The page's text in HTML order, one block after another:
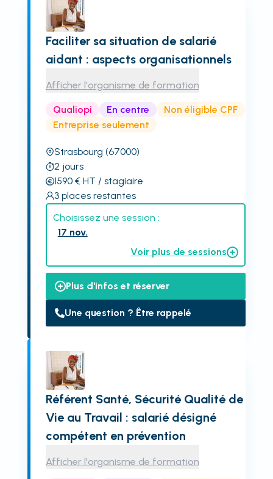
Faciliter sa situation de salarié
aidant : aspects organisationnels
Afficher l'organisme de formation
Qualiopi En centre
Non éligible CPF
Entreprise seulement
Strasbourg (67000)
2 jours
1590€ HT / stagiaire
3 places restantes
Choisissez une session :
17 nov.
Voir plus de sessions
Plus d'infos et réserver
Une question ? Être rappelé
Référent Santé, Sécurité Qualité de
Vie au Travail : salarié désigné
compétent en prévention
Afficher l'organisme de formation